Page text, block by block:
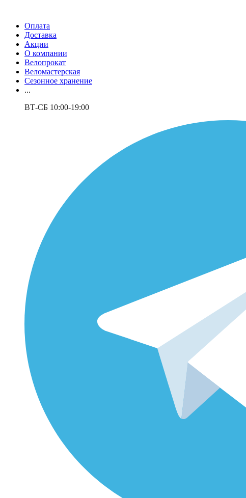
Оплата
Доставка
Акции
О компании
Велопрокат
Веломастерская
Сезонное хранение
...
ВТ-СБ 10:00-19:00